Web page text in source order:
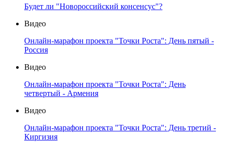
Будет ли "Новороссийский консенсус"?
Видео
Онлайн-марафон проекта "Точки Роста": День пятый -
Россия
Видео
Онлайн-марафон проекта "Точки Роста": День
четвертый - Армения
Видео
Онлайн-марафон проекта "Точки Роста": День третий -
Киргизия